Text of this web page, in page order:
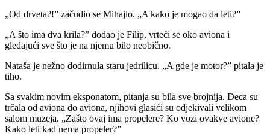
„Od drveta?!” začudio se Mihajlo. „A kako je mogao da leti?”
„A što ima dva krila?” dodao je Filip, vrteći se oko aviona i
gledajući sve što je na njemu bilo neobično.
Nataša je nežno dodirnula staru jedrilicu. „A gde je motor?” pitala je
tiho.
Sa svakim novim eksponatom, pitanja su bila sve brojnija. Deca su
trčala od aviona do aviona, njihovi glasići su odjekivali velikom
salom muzeja. „Zašto ovaj ima propelere? Ko vozi ovakve avione?
Kako leti kad nema propeler?”